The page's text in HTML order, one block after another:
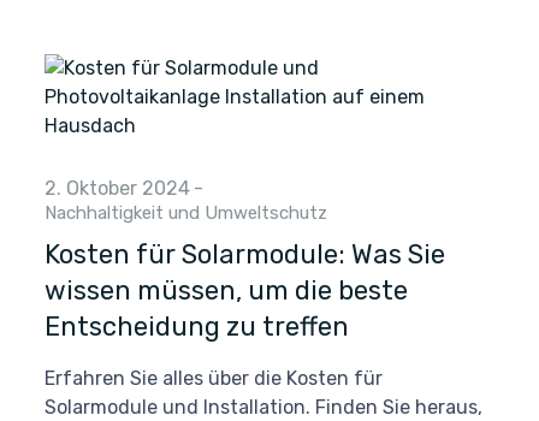
2. Oktober 2024 -
Nachhaltigkeit und Umweltschutz
Kosten für Solarmodule: Was Sie
wissen müssen, um die beste
Entscheidung zu treffen
Erfahren Sie alles über die Kosten für
Solarmodule und Installation. Finden Sie heraus,